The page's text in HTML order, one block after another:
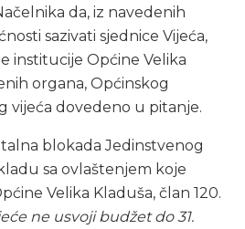
da, iz navedenih
sazivati sjednice Vijeća,
institucije Općine Velika
organa, Općinskog
vijeća dovedeno u pitanje.
blokada Jedinstvenog
sa ovlaštenjem koje
Velika Kladuša, član 120.
ne usvoji budžet do 31.